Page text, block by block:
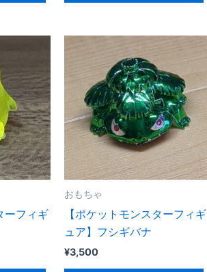
ーフィギ
おもちゃ
【ポケットモンスターフィギ
ュア】フシギバナ
¥3,500